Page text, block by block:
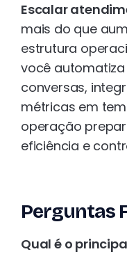
Escalar
mais do que
estrutura
você
conversas,
métricas em
operação
eficiência e
Perguntas
Qual é o